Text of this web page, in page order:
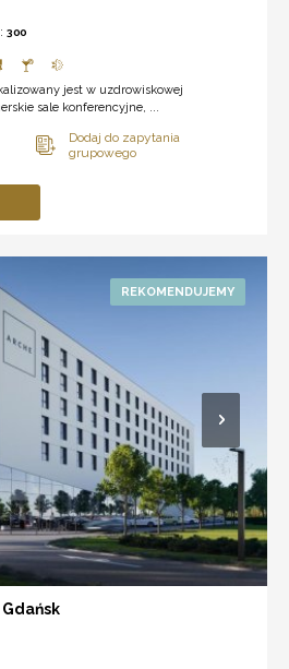
300
jest w uzdrowiskowej
sale konferencyjne, ...